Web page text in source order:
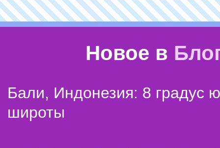
Новое в
Бали, Индонезия: 8 градус
широты